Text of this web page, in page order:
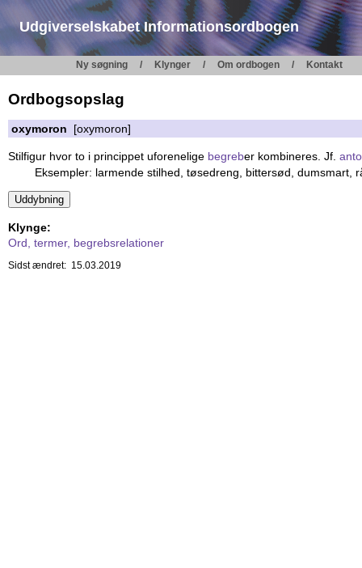
Udgiverselskabet Informationsordbogen
Ny søgning Klynger Om ordbogen Kontakt
Ordbogsopslag
oxymoron [oxymoron]
Stilfigur hvor to i princippet uforenelige begreber kombineres. Jf.
Eksempler: larmende stilhed, tøsedreng, bittersød, dumsmart,
Klynge:
Ord, termer, begrebsrelationer
Sidst ændret: 15.03.2019